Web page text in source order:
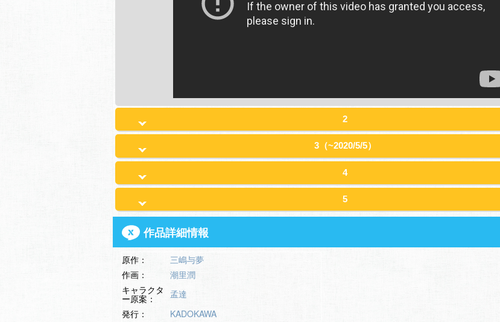
2
3（~2020/5/5）
4
5
作品詳細情報
原作：
三嶋与夢
作画：
潮里潤
キャラクタ
ー原案：
孟達
発行：
KADOKAWA